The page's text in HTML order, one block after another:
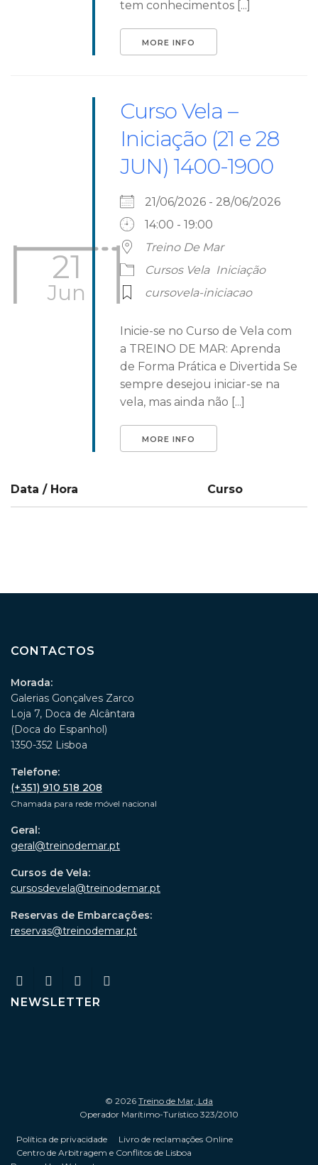
tem conhecimentos [...]
MORE INFO
21
Jun
Curso Vela –
Iniciação (21 e 28
JUN) 1400-1900
21/06/2026 - 28/06/2026
14:00 - 19:00
Treino De Mar
Cursos Vela Iniciação
cursovela-iniciacao
Inicie-se no Curso de Vela com
a TREINO DE MAR: Aprenda
de Forma Prática e Divertida Se
sempre desejou iniciar-se na
vela, mas ainda não [...]
MORE INFO
Data / Hora Curso
CONTACTOS
Morada:
Galerias Gonçalves Zarco
Loja 7, Doca de Alcântara
(Doca do Espanhol)
1350-352 Lisboa
Telefone:
(+351) 910 518 208
Chamada para rede móvel nacional
Geral:
geral@treinodemar.pt
Cursos de Vela:
cursosdevela@treinodemar.pt
Reservas de Embarcações:
reservas@treinodemar.pt
NEWSLETTER
© 2026 Treino de Mar, Lda
Operador Marítimo-Turístico 323/2010
Política de privacidade
Livro de reclamações Online
Centro de Arbitragem e Conflitos de Lisboa